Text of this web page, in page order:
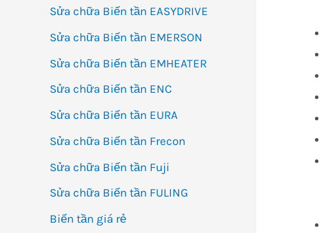
Sửa chữa Biến tần EASYDRIVE
Sửa chữa Biến tần EMERSON
Sửa chữa Biến tần EMHEATER
Sửa chữa Biến tần ENC
Sửa chữa Biến tần EURA
Sửa chữa Biến tần Frecon
Sửa chữa Biến tần Fuji
Sửa chữa Biến tần FULING
Biến tần giá rẻ